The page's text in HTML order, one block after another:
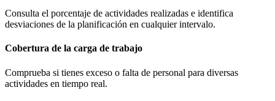
Consulta el porcentaje de actividades realizadas e identifica
desviaciones de la planificación en cualquier intervalo.
Cobertura de la carga de trabajo
Comprueba si tienes exceso o falta de personal para diversas
actividades en tiempo real.